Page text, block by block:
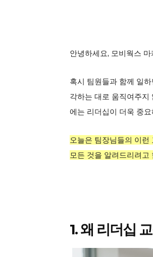
안녕하세요, 모비웍스
혹시 팀원들과 함께 일
각하는 대로 움직여주지
에는 리더십이 더욱 중
오늘은 팀장님들의 이
모든 것을 알려드리려고
1. 왜 리더십